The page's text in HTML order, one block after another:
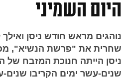
היום השמיני
נוהגים מראש חודש ניסן
שחרית את "פרשת הנשיא",
ניסן הייתה חנוכת המזבח של
שנים-עשר ימים הקריבו